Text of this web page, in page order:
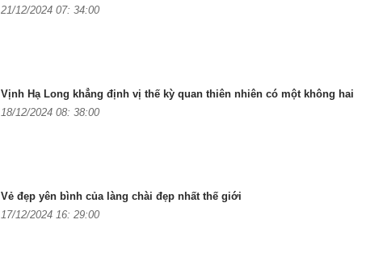
21/12/2024 07: 34:00
Vịnh Hạ Long khẳng định vị thế kỳ quan thiên nhiên có một không hai
18/12/2024 08: 38:00
Vẻ đẹp yên bình của làng chài đẹp nhất thế giới
17/12/2024 16: 29:00